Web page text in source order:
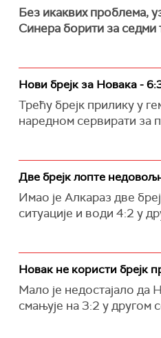
Без икаквих проблема,
Синера борити за
Нови брејк за Новака -
Трећу брејк прилику у
наредном сервирати за
Две брејк лопте
Имао је Алкараз две
ситуације и води 4:2 у
Новак не користи брејк
Мало је недостајало да
смањује на 3:2 у другом